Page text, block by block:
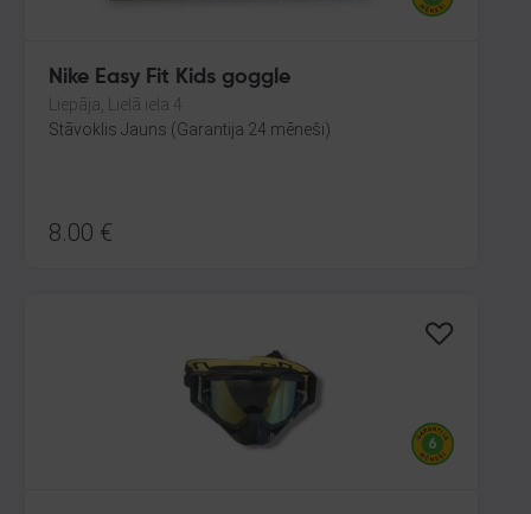
Nike Easy Fit Kids goggle
Liepāja, Lielā iela 4
Stāvoklis Jauns (Garantija 24 mēneši)
8.00 €